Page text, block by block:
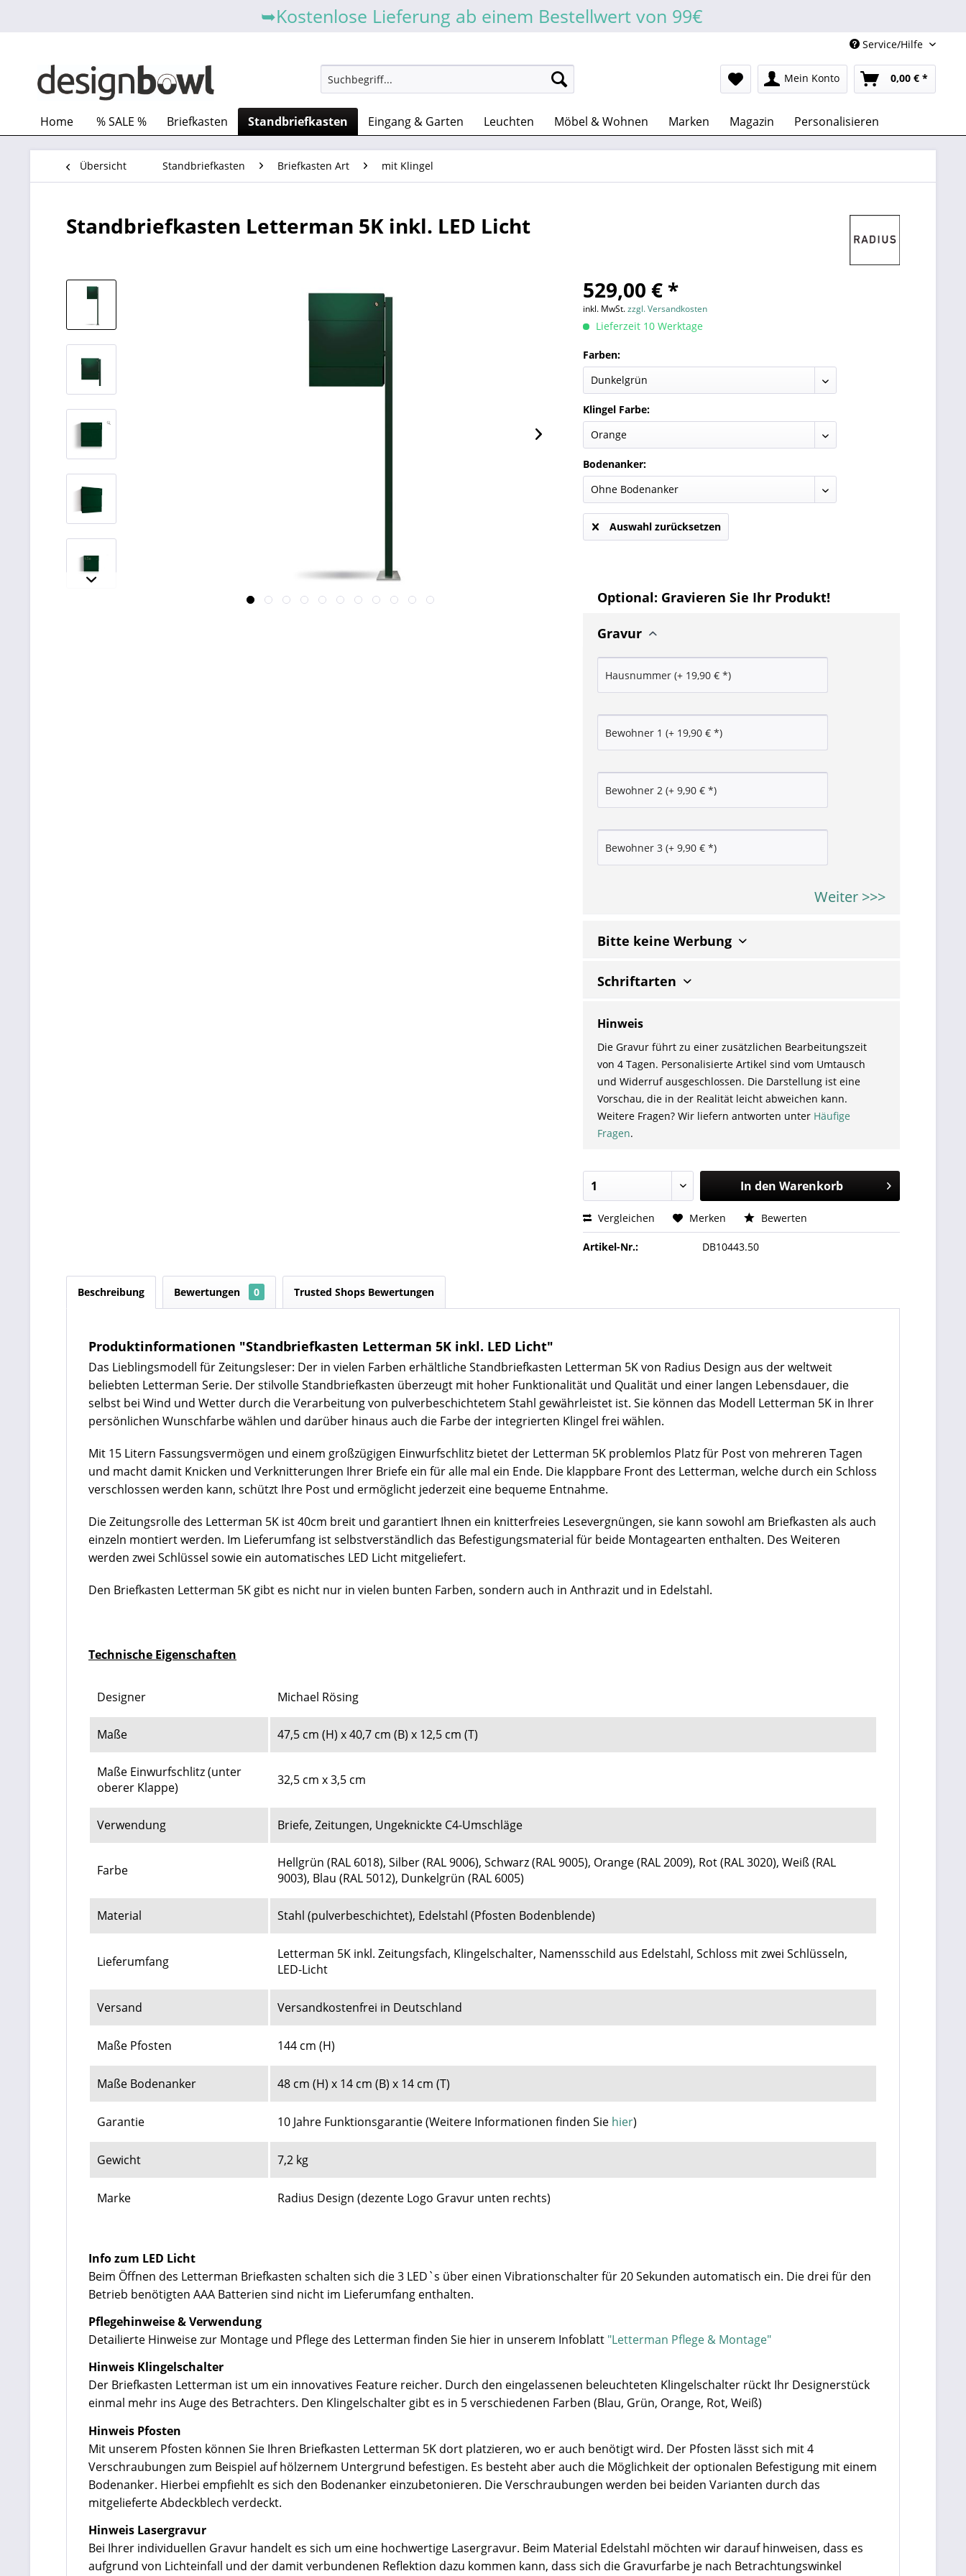
➥Kostenlose Lieferung ab einem Bestellwert von 99€
Service/Hilfe
Mein Konto 0,00 € *
Home % SALE % Briefkasten Standbriefkasten Eingang & Garten Leuchten Möbel & Wohnen Marken Magazin Personalisieren
Übersicht Standbriefkasten Briefkasten Art mit Klingel
Standbriefkasten Letterman 5K inkl. LED Licht
529,00 € *
inkl. MwSt.zzgl. Versandkosten
Lieferzeit 10 Werktage
Farben:
Klingel Farbe:
Bodenanker:
Auswahl zurücksetzen
Optional: Gravieren Sie Ihr Produkt!
Gravur
Weiter >>>
Bitte keine Werbung
Schriftarten
Hinweis
Die Gravur führt zu einer zusätzlichen Bearbeitungszeit
von 4 Tagen. Personalisierte Artikel sind vom Umtausch
und Widerruf ausgeschlossen. Die Darstellung ist eine
Vorschau, die in der Realität leicht abweichen kann.
Weitere Fragen? Wir liefern antworten unter Häufige
Fragen.
In den Warenkorb
Vergleichen Merken Bewerten
Artikel-Nr.: DB10443.50
Beschreibung Bewertungen 0 Trusted Shops Bewertungen
Produktinformationen "Standbriefkasten Letterman 5K inkl. LED Licht"
Das Lieblingsmodell für Zeitungsleser: Der in vielen Farben erhältliche Standbriefkasten Letterman 5K von Radius Design aus der weltweit
beliebten Letterman Serie. Der stilvolle Standbriefkasten überzeugt mit hoher Funktionalität und Qualität und einer langen Lebensdauer, die
selbst bei Wind und Wetter durch die Verarbeitung von pulverbeschichtetem Stahl gewährleistet ist. Sie können das Modell Letterman 5K in Ihrer
persönlichen Wunschfarbe wählen und darüber hinaus auch die Farbe der integrierten Klingel frei wählen.
Mit 15 Litern Fassungsvermögen und einem großzügigen Einwurfschlitz bietet der Letterman 5K problemlos Platz für Post von mehreren Tagen
und macht damit Knicken und Verknitterungen Ihrer Briefe ein für alle mal ein Ende. Die klappbare Front des Letterman, welche durch ein Schloss
verschlossen werden kann, schützt Ihre Post und ermöglicht jederzeit eine bequeme Entnahme.
Die Zeitungsrolle des Letterman 5K ist 40cm breit und garantiert Ihnen ein knitterfreies Lesevergnüngen, sie kann sowohl am Briefkasten als auch
einzeln montiert werden. Im Lieferumfang ist selbstverständlich das Befestigungsmaterial für beide Montagearten enthalten. Des Weiteren
werden zwei Schlüssel sowie ein automatisches LED Licht mitgeliefert.
Den Briefkasten Letterman 5K gibt es nicht nur in vielen bunten Farben, sondern auch in Anthrazit und in Edelstahl.
Technische Eigenschaften
Designer Michael Rösing
Maße 47,5 cm (H) x 40,7 cm (B) x 12,5 cm (T)
Maße Einwurfschlitz (unter
oberer Klappe)
32,5 cm x 3,5 cm
Verwendung Briefe, Zeitungen, Ungeknickte C4-Umschläge
Farbe Hellgrün (RAL 6018), Silber (RAL 9006), Schwarz (RAL 9005), Orange (RAL 2009), Rot (RAL 3020), Weiß(RAL
9003), Blau (RAL 5012), Dunkelgrün (RAL 6005)
Material Stahl (pulverbeschichtet), Edelstahl (Pfosten Bodenblende)
Lieferumfang
Letterman 5K inkl. Zeitungsfach, Klingelschalter, Namensschild aus Edelstahl, Schloss mit zwei Schlüsseln,
LED-Licht
Versand Versandkostenfrei in Deutschland
Maße Pfosten 144 cm (H)
Maße Bodenanker 48 cm (H) x 14 cm (B) x 14 cm (T)
Garantie 10 Jahre Funktionsgarantie(Weitere Informationen finden Sie hier)
Gewicht 7,2 kg
Marke Radius Design (dezente Logo Gravur unten rechts)
Info zum LED Licht
Beim Öffnen des Letterman Briefkasten schalten sich die 3 LED`s über einen Vibrationschalter für 20 Sekunden automatisch ein. Die drei für den
Betrieb benötigten AAA Batterien sind nicht im Lieferumfang enthalten.
Pflegehinweise & Verwendung
Detailierte Hinweise zur Montage und Pflege des Letterman finden Sie hier in unserem Infoblatt "Letterman Pflege & Montage"
Hinweis Klingelschalter
Der Briefkasten Letterman ist um ein innovatives Feature reicher. Durch den eingelassenen beleuchteten Klingelschalter rückt Ihr Designerstück
einmal mehr ins Auge des Betrachters. Den Klingelschalter gibt es in 5 verschiedenen Farben (Blau, Grün, Orange, Rot, Weiß)
Hinweis Pfosten
Mit unserem Pfosten können Sie Ihren Briefkasten Letterman 5K dort platzieren, wo er auch benötigt wird. Der Pfosten lässt sich mit 4
Verschraubungen zum Beispiel auf hölzernem Untergrund befestigen. Es besteht aber auch die Möglichkeit der optionalen Befestigung mit einem
Bodenanker. Hierbei empfiehlt es sich den Bodenanker einzubetonieren. Die Verschraubungen werden bei beiden Varianten durch das
mitgelieferte Abdeckblech verdeckt.
Hinweis Lasergravur
Bei Ihrer individuellen Gravur handelt es sich um eine hochwertige Lasergravur. Beim Material Edelstahl möchten wir darauf hinweisen, dass es
aufgrund von Lichteinfall und der damit verbundenen Reflektion dazu kommen kann, dass sich die Gravurfarbe je nach Betrachtungswinkel